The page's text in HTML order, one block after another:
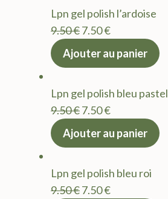
9.50 €.7.50 €.
Lpn gel polish l’ardoise
9.50€Le
prix
9.50 €.
7.50€Le
actuel
7.50 €.
Ajouter au panier
Lpn gel polish bleu pastel
9.50€Le
prix
9.50 €.
7.50€Le
actuel
7.50 €.
Ajouter au panier
Lpn gel polish bleu roi
9.50€Le
7.50€Le